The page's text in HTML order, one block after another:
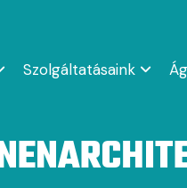
Szolgáltatásaink